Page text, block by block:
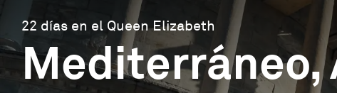
22 días en el Queen Elizabeth
Mediterráneo,